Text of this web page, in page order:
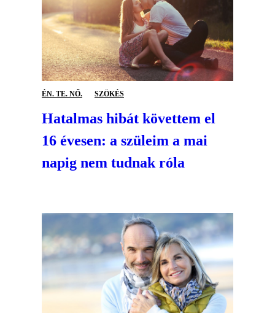
ÉN. TE. NŐ. SZÖKÉS
Hatalmas hibát követtem el
16 évesen: a szüleim a mai
napig nem tudnak róla